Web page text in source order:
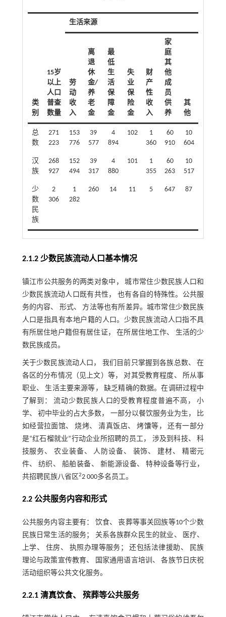
类
别
15岁
以上
人口
普查
数量
生活来源
劳
动
收
入
离
退
休
金/
养
老
金
最
低
生
活
保
障
金
失
业
保
险
金
财
产
性
收
入
家
庭
其
他
成
员
供
养
其
他
总
数
271
223
153
776
39
577
4
894
102
1
360
60
910
10
604
汉
族
268
927
152
494
39
317
4
880
101
1
355
60
263
10
517
少
数
民
族
2
306
1
282
260 14 11 5 647 87
2.1.2 少数民族流动人口基本情况
镇江市公共服务的两类对象中， 城市常住少数民族人口和
少数民族流动人口既有共性， 也有各自的特殊性。公共服
务的内容、 形式、 方法等也有所差异。城市常住少数民族
人口是指具有本地户籍的人口。少数民族流动人口指不具
有所居住地户籍但有居住证， 在所居住地工作、 生活的少
数民族成员。
关于少数民族流动人口， 我们目前只掌握到各族总数、 在
各区的分布情况（见上文）等， 对其受教育程度、 所从事
职业、 生活主要来源等， 缺乏精确的数据。在调研过程中
了解到： 流动少数民族人口的受教育程度普遍不高， 小
学、 初中毕业的占大多数， 一部分以餐饮服务业为生， 比
如经营拉面馆、 烧烤、 清真饭店、 烤馕等， 还有一部分
是“红石榴就业”行动企业所招聘的员工， 涉及到科技、 科
技服务、 农业装备、 人防设备、 装饰、 建材、 精密元
件、 纺织、 船舶装备、 新能源设备、 特种设备等行业，
共招聘民族八省区22 000多名员工。
2.2 公共服务内容和形式
公共服务内容主要有： 饮食、 丧葬等事关回族等10个少数
民族日常生活的服务； 关系各族群众民生的就业、 医疗、
上学、 住房、 执照办理等服务； 还包括法律援助、 民族
理论与政策宣传教育、 国家通用语言培训、 各族节日庆祝
活动组织等公共文化服务。
2.2.1 清真饮食、 殡葬等公共服务